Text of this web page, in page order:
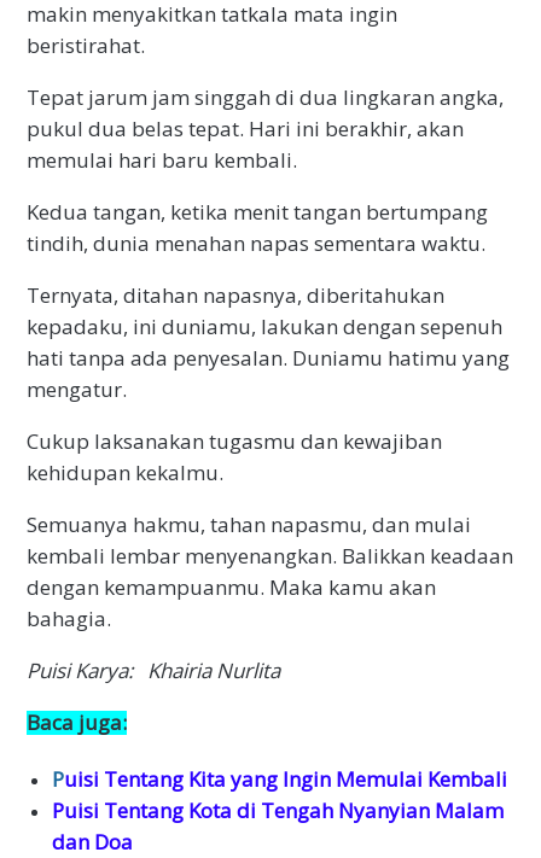
makin menyakitkan tatkala mata ingin
beristirahat.
Tepat jarum jam singgah di dua lingkaran angka,
pukul dua belas tepat. Hari ini berakhir, akan
memulai hari baru kembali.
Kedua tangan, ketika menit tangan bertumpang
tindih, dunia menahan napas sementara waktu.
Ternyata, ditahan napasnya, diberitahukan
kepadaku, ini duniamu, lakukan dengan sepenuh
hati tanpa ada penyesalan. Duniamu hatimu yang
mengatur.
Cukup laksanakan tugasmu dan kewajiban
kehidupan kekalmu.
Semuanya hakmu, tahan napasmu, dan mulai
kembali lembar menyenangkan. Balikkan keadaan
dengan kemampuanmu. Maka kamu akan
bahagia.
Puisi Karya: Khairia Nurlita
Baca juga:
Puisi Tentang Kita yang Ingin Memulai Kembali
Puisi Tentang Kota di Tengah Nyanyian Malam
dan Doa